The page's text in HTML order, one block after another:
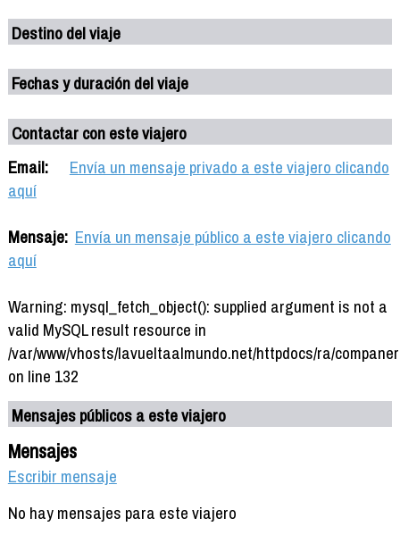
Destino del viaje
Fechas y duración del viaje
Contactar con este viajero
Email:
Envía un mensaje privado a este viajero clicando
aquí
Mensaje: Envía un mensaje público a este viajero clicando
aquí
Warning: mysql_fetch_object(): supplied argument is not a
valid MySQL result resource in
/var/www/vhosts/lavueltaalmundo.net/httpdocs/ra/
on line 132
Mensajes públicos a este viajero
Mensajes
Escribir mensaje
No hay mensajes para este viajero